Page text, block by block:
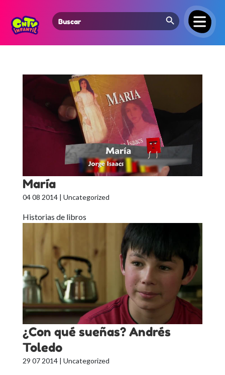
Search
for:
Search Button
María
04 08 2014| Uncategorized
Historias de libros
¿Con qué sueñas? Andrés
Toledo
29 07 2014| Uncategorized